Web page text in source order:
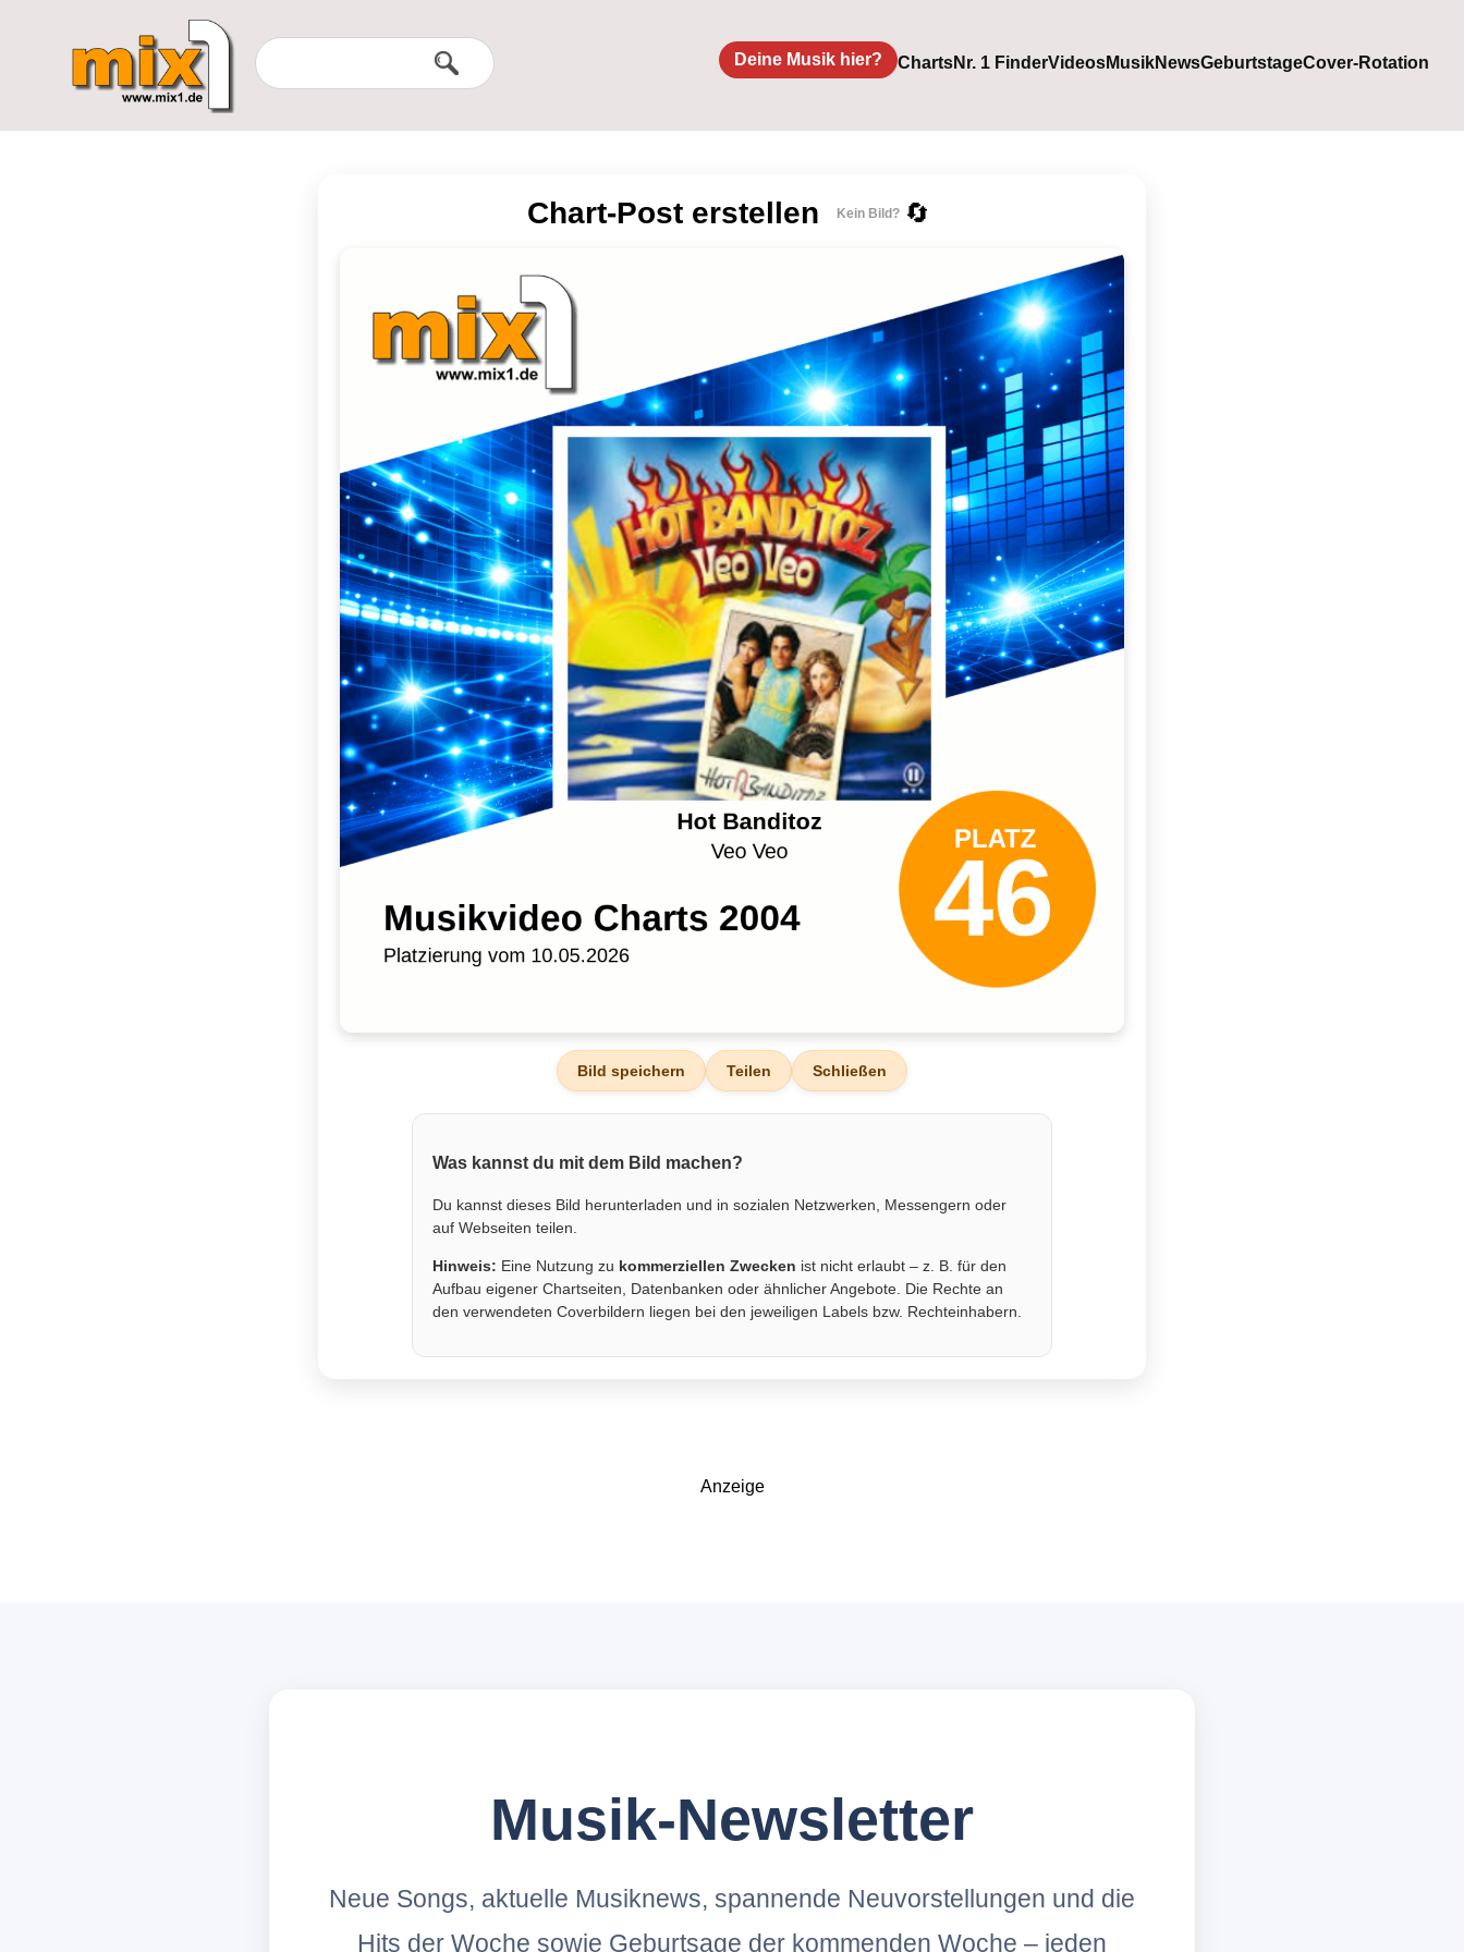
Deine Musik hier? ChartsNr. 1 FinderVideosMusikNewsGeburtstageCover-Rotation
Chart-Post erstellen Kein Bild? 🔄
Bild speichern Teilen Schließen
Was kannst du mit dem Bild machen?
Du kannst dieses Bild herunterladen und in sozialen Netzwerken, Messengern oder
auf Webseiten teilen.
Hinweis: Eine Nutzung zu kommerziellen Zwecken ist nicht erlaubt – z. B. für den
Aufbau eigener Chartseiten, Datenbanken oder ähnlicher Angebote. Die Rechte an
den verwendeten Coverbildern liegen bei den jeweiligen Labels bzw. Rechteinhabern.
Anzeige
Musik-Newsletter
Neue Songs, aktuelle Musiknews, spannende Neuvorstellungen und die
Hits der Woche sowie Geburtsage der kommenden Woche – jeden